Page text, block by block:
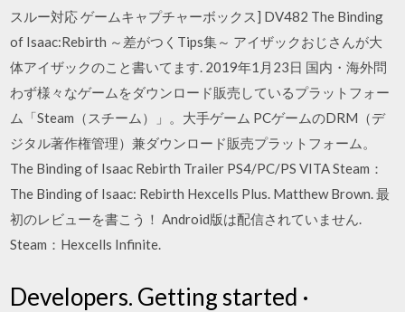
スルー対応 ゲームキャプチャーボックス] DV482 The Binding
of Isaac:Rebirth ～差がつくTips集～ アイザックおじさんが大
体アイザックのこと書いてます. 2019年1月23日 国内・海外問
わず様々なゲームをダウンロード販売しているプラットフォー
ム「Steam（スチーム）」。大手ゲーム PCゲームのDRM（デ
ジタル著作権管理）兼ダウンロード販売プラットフォーム。
The Binding of Isaac Rebirth Trailer PS4/PC/PS VITA Steam：
The Binding of Isaac: Rebirth Hexcells Plus. Matthew Brown. 最
初のレビューを書こう！ Android版は配信されていません.
Steam：Hexcells Infinite.
Developers. Getting started ·